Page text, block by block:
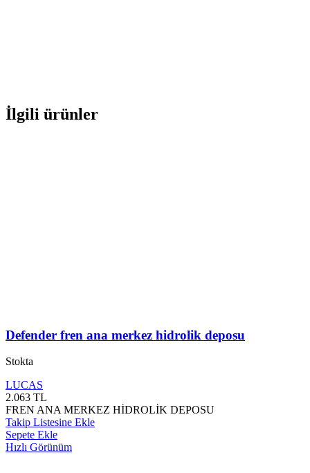
İlgili ürünler
Defender fren ana merkez hidrolik deposu
Stokta
LUCAS
2.063 TL
FREN ANA MERKEZ HİDROLİK DEPOSU
Takip Listesine Ekle
Sepete Ekle
Hızlı Görünüm